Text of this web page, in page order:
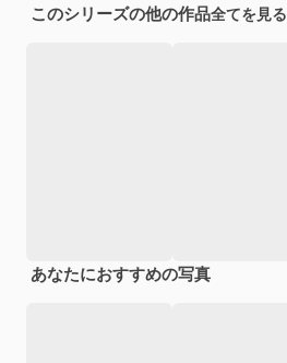
このシリーズの他の作品全てを見る
あなたにおすすめの写真